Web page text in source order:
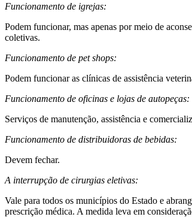
Funcionamento de igrejas:
Podem funcionar, mas apenas por meio de
coletivas.
Funcionamento de pet shops:
Podem funcionar as clínicas de assistência
Funcionamento de oficinas e lojas de autopeças:
Serviços de manutenção, assistência e
Funcionamento de distribuidoras de bebidas:
Devem fechar.
A interrupção de cirurgias eletivas:
Vale para todos os municípios do Estado e
prescrição médica. A medida leva em